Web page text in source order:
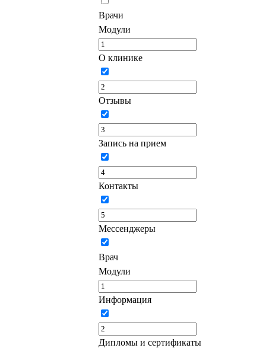
Врачи
Модули
О клинике
Отзывы
Запись на прием
Контакты
Мессенджеры
Врач
Модули
Информация
Дипломы и сертификаты